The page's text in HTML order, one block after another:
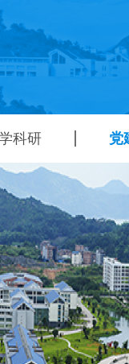
科研 党